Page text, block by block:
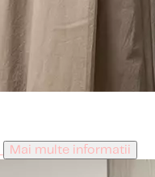
Mai multe informatii